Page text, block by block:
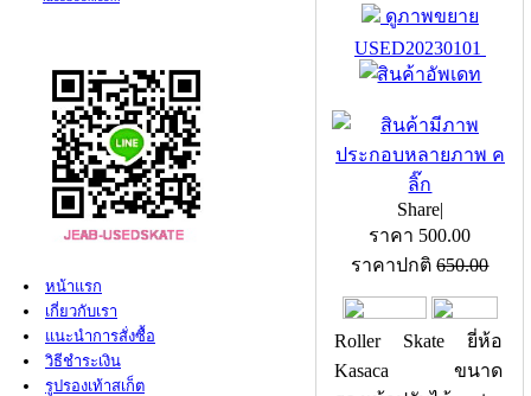
หน้าแรก
เกี่ยวกับเรา
แนะนำการสั่งซื้อ
วิธีชำระเงิน
รูปรองเท้าสเก็ต
ดูภาพขยาย
USED20230101
Share|
ราคา500.00
ราคาปกติ
650.00